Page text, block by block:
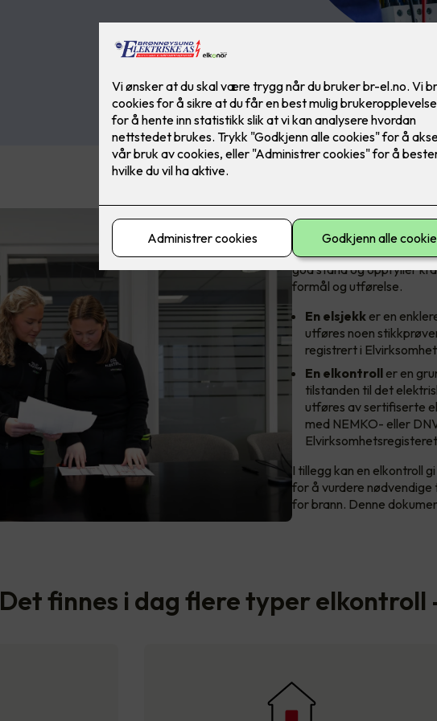
Hvordan
En elsjekk og en
god stand og oppfyller
formål og utførelse.
En elsjekk er en
utføres noen
registrert i
En elkontroll er en
tilstanden til det
utføres av sertifiserte
med NEMKO- eller
I tillegg kan en elkontroll
for å vurdere nødvendige
for brann. Denne
Det finnes i dag flere typer elkontroll